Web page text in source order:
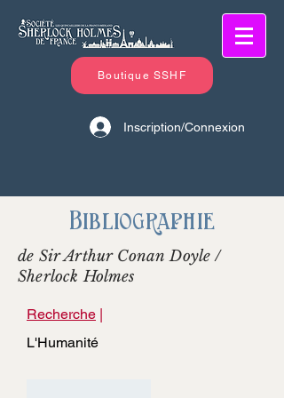
Boutique SSHF
Inscription/Connexion
Bibliographie
de Sir Arthur Conan Doyle /
Sherlock Holmes
Recherche |
L'Humanité